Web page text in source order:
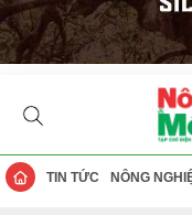
TIN TỨC NÔNG